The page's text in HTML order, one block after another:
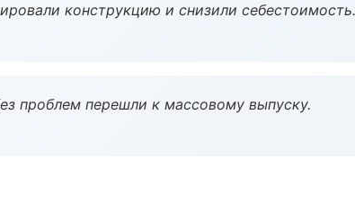
конструкцию и снизили себестоимость.
проблем перешли к массовому выпуску.